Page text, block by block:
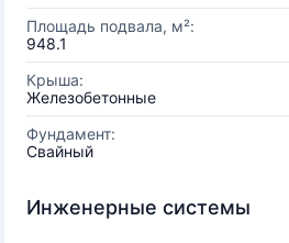
Площадь подвала, м²:
948.1
Крыша:
Железобетонные
Фундамент:
Свайный
Инженерные системы